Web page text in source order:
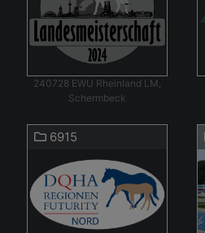
240728 EWU Rheinland LM,
Schermbeck
6915